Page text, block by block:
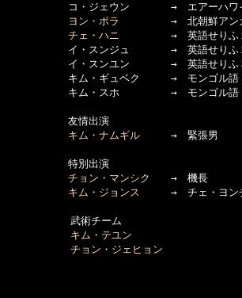
コ・ジェウン　　　　→　エアーハワ
ヨン・ボラ
→　北朝鮮アン
チェ・ハニ →　英語せりふ
イ・スンジュ　　　　→　英語せりふ
イ・スンユン　　　　→　英語せりふ
キム・ギュベク　　　→　モンゴル語
キム・スホ　　　　　→　モンゴル語
友情出演
キム・ナムギル →　緊張男
特別出演
チョン・マンシク
→　機長
キム・ジョンス →　チェ・ヨンチ
  　　　　　武術チーム
キム・テユン
チョン・ジェヒョン